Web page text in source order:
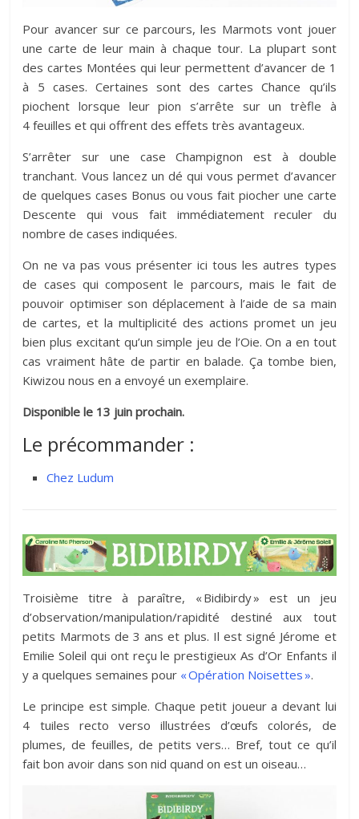
Pour avancer sur ce parcours, les Marmots vont jouer
une carte de leur main à chaque tour. La plupart sont
des cartes Montées qui leur permettent d’avancer de 1
à 5 cases. Certaines sont des cartes Chance qu’ils
piochent lorsque leur pion s’arrête sur un trèfle à
4 feuilles et qui offrent des effets très avantageux.
S’arrêter sur une case Champignon est à double
tranchant. Vous lancez un dé qui vous permet d’avancer
de quelques cases Bonus ou vous fait piocher une carte
Descente qui vous fait immédiatement reculer du
nombre de cases indiquées.
On ne va pas vous présenter ici tous les autres types
de cases qui composent le parcours, mais le fait de
pouvoir optimiser son déplacement à l’aide de sa main
de cartes, et la multiplicité des actions promet un jeu
bien plus excitant qu’un simple jeu de l’Oie. On a en tout
cas vraiment hâte de partir en balade. Ça tombe bien,
Kiwizou nous en a envoyé un exemplaire.
Disponible le 13 juin prochain.
Le précommander :
Chez Ludum
Troisième titre à paraître, « Bidibirdy » est un jeu
d’observation/manipulation/rapidité destiné aux tout
petits Marmots de 3 ans et plus. Il est signé Jérome et
Emilie Soleil qui ont reçu le prestigieux As d’Or Enfants il
y a quelques semaines pour « Opération Noisettes ».
Le principe est simple. Chaque petit joueur a devant lui
4 tuiles recto verso illustrées d’œufs colorés, de
plumes, de feuilles, de petits vers… Bref, tout ce qu’il
fait bon avoir dans son nid quand on est un oiseau…